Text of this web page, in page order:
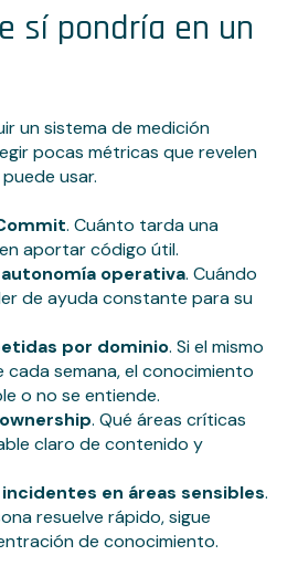
sí pondría en un
un sistema de medición
pocas métricas que revelen
usar.
. Cuánto tarda una
aportar código útil.
operativa. Cuándo
de ayuda constante para su
por dominio. Si el mismo
cada semana, el conocimiento
o no se entiende.
. Qué áreas críticas
claro de contenido y
en áreas sensibles.
resuelve rápido, sigue
de conocimiento.